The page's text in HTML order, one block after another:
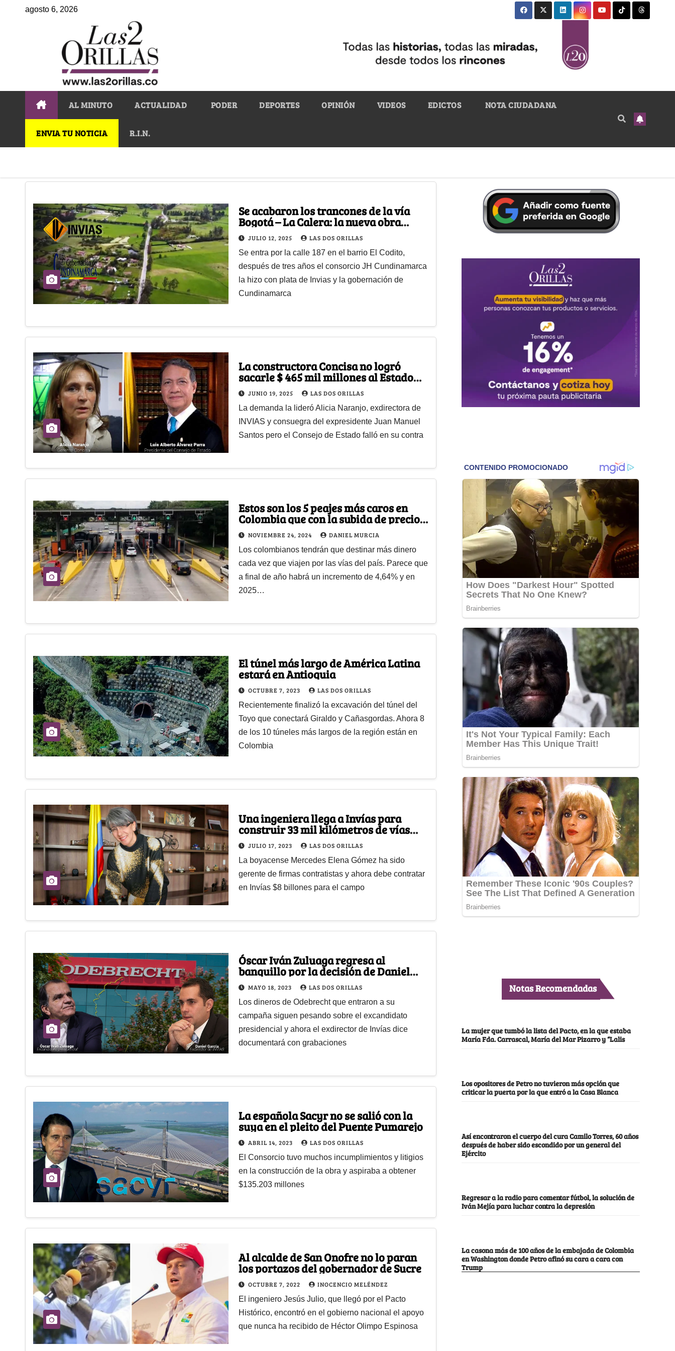
agosto 6, 2026
AL MINUTO ACTUALIDAD PODER DEPORTES OPINIÓN VIDEOS EDICTOS NOTA CIUDADANA
ENVIA TU NOTICIA R.I.N.
Se acabaron los trancones de la vía
Bogotá – La Calera: la nueva obra
conecta en 10 minutos
JULIO 12, 2025 LAS DOS ORILLAS
Se entra por la calle 187 en el barrio El Codito,
después de tres años el consorcio JH Cundinamarca
la hizo con plata de Invias y la gobernación de
Cundinamarca
La constructora Concisa no logró
sacarle $ 465 mil millones al Estado
por la Ruta del Sol
JUNIO 19, 2025 LAS DOS ORILLAS
La demanda la lideró Alicia Naranjo, exdirectora de
INVIAS y consuegra del expresidente Juan Manuel
Santos pero el Consejo de Estado falló en su contra
Estos son los 5 peajes más caros en
Colombia que con la subida de precios
quedarán por los cielos
NOVIEMBRE 24, 2024 DANIEL MURCIA
Los colombianos tendrán que destinar más dinero
cada vez que viajen por las vías del país. Parece que
a final de año habrá un incremento de 4,64% y en
2025…
El túnel más largo de América Latina
estará en Antioquia
OCTUBRE 7, 2023 LAS DOS ORILLAS
Recientemente finalizó la excavación del túnel del
Toyo que conectará Giraldo y Cañasgordas. Ahora 8
de los 10 túneles más largos de la región están en
Colombia
Una ingeniera llega a Invías para
construir 33 mil kilómetros de vías
terciarias
JULIO 17, 2023 LAS DOS ORILLAS
La boyacense Mercedes Elena Gómez ha sido
gerente de firmas contratistas y ahora debe contratar
en Invías $8 billones para el campo
Óscar Iván Zuluaga regresa al
banquillo por la decisión de Daniel
García de colaborar con la justicia
MAYO 18, 2023 LAS DOS ORILLAS
Los dineros de Odebrecht que entraron a su
campaña siguen pesando sobre el excandidato
presidencial y ahora el exdirector de Invías dice
documentará con grabaciones
La española Sacyr no se salió con la
suya en el pleito del Puente Pumarejo
ABRIL 14, 2023 LAS DOS ORILLAS
El Consorcio tuvo muchos incumplimientos y litigios
en la construcción de la obra y aspiraba a obtener
$135.203 millones
Al alcalde de San Onofre no lo paran
los portazos del gobernador de Sucre
OCTUBRE 7, 2022 INOCENCIO MELÉNDEZ
El ingeniero Jesús Julio, que llegó por el Pacto
Histórico, encontró en el gobierno nacional el apoyo
que nunca ha recibido de Héctor Olimpo Espinosa
Notas Recomendadas
La mujer que tumbó la lista del Pacto, en la que estaba
María Fda. Carrascal, María del Mar Pizarro y “Lalis
Los opositores de Petro no tuvieron más opción que
criticar la puerta por la que entró a la Casa Blanca
Así encontraron el cuerpo del cura Camilo Torres, 60 años
después de haber sido escondido por un general del
Ejército
Regresar a la radio para comentar fútbol, la solución de
Iván Mejía para luchar contra la depresión
La casona más de 100 años de la embajada de Colombia
en Washington donde Petro afinó su cara a cara con
Trump